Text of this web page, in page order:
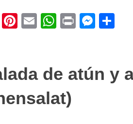
Pinterest
EmailWhatsApp
Print
de atún y